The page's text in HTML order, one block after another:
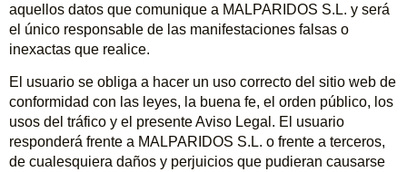
aquellos datos que comunique a MALPARIDOS S.L. y será
el único responsable de las manifestaciones falsas o
inexactas que realice.
El usuario se obliga a hacer un uso correcto del sitio web de
conformidad con las leyes, la buena fe, el orden público, los
usos del tráfico y el presente Aviso Legal. El usuario
responderá frente a MALPARIDOS S.L. o frente a terceros,
de cualesquiera daños y perjuicios que pudieran causarse